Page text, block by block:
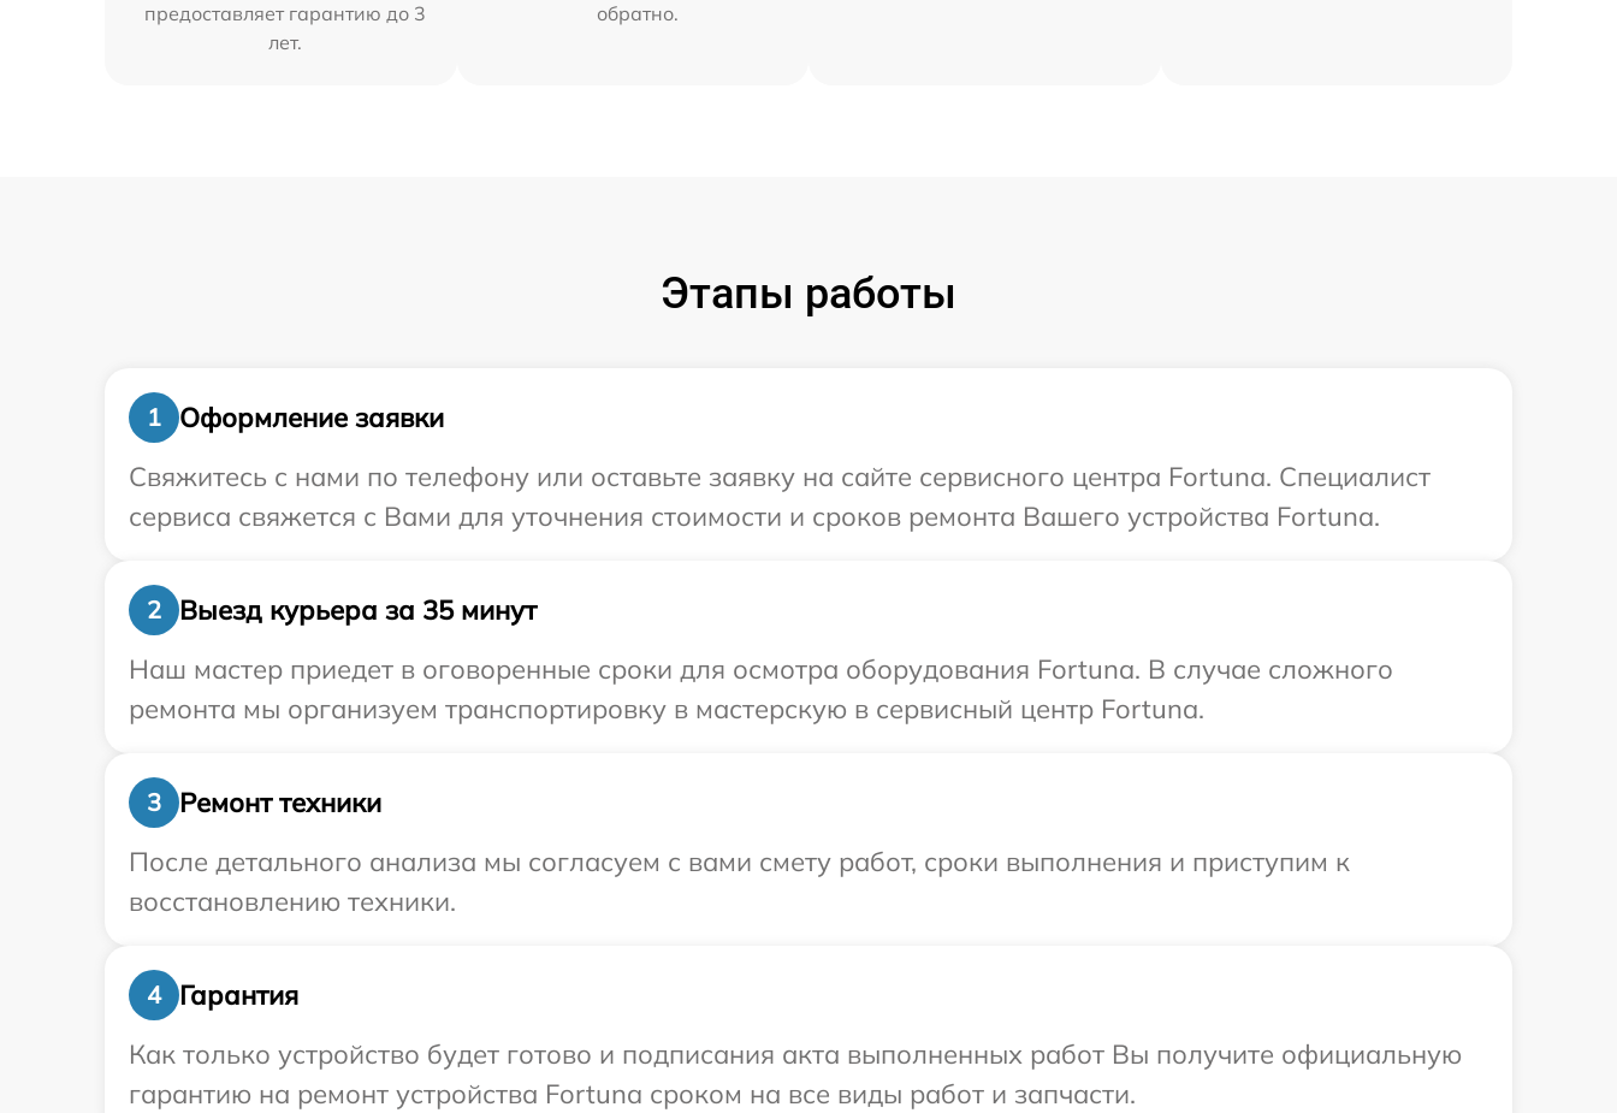
предоставляет гарантию до 3
лет.
обратно.
Этапы работы
1
Оформление заявки
Свяжитесь с нами по телефону или оставьте заявку на сайте сервисного центра Fortuna. Специалист
сервиса свяжется с Вами для уточнения стоимости и сроков ремонта Вашего устройства Fortuna.
2
Выезд курьера за 35 минут
Наш мастер приедет в оговоренные сроки для осмотра оборудования Fortuna. В случае сложного
ремонта мы организуем транспортировку в мастерскую в сервисный центр Fortuna.
3
Ремонт техники
После детального анализа мы согласуем с вами смету работ, сроки выполнения и приступим к
восстановлению техники.
4
Гарантия
Как только устройство будет готово и подписания акта выполненных работ Вы получите официальную
гарантию на ремонт устройства Fortuna сроком на все виды работ и запчасти.